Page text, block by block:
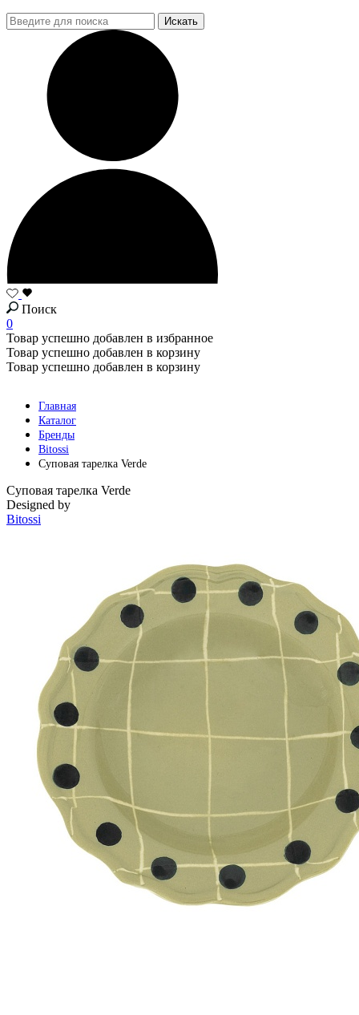
Поиск
0
Товар успешно добавлен в избранное
Товар успешно добавлен в корзину
Товар успешно добавлен в корзину
Главная
Каталог
Бренды
Bitossi
Суповая тарелка Verde
Суповая тарелка Verde
Designed by
Bitossi